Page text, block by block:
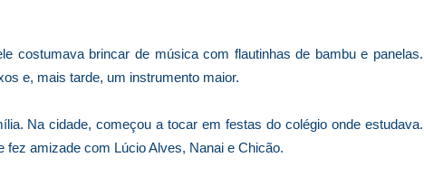
costumava brincar de música com flautinhas de bambu e panelas.
e, mais tarde, um instrumento maior.
Na cidade, começou a tocar em festas do colégio onde estudava.
amizade com Lúcio Alves, Nanai e Chicão.